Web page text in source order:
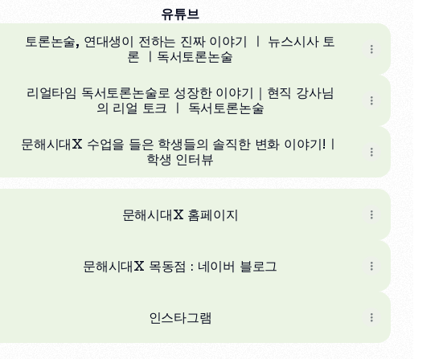
유튜브
토론논술, 연대생이 전하는 진짜 이야기 ㅣ 뉴스시사 토
론 ㅣ독서토론논술
리얼타임 독서토론논술로 성장한 이야기｜현직 강사님
의 리얼 토크 ㅣ 독서토론논술
문해시대X 수업을 들은 학생들의 솔직한 변화 이야기!ㅣ
학생 인터뷰
문해시대X 홈페이지
문해시대X 목동점 : 네이버 블로그
인스타그램